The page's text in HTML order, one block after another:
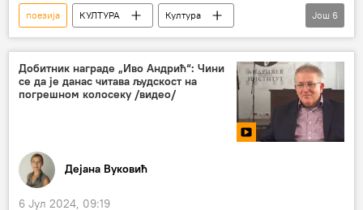
поезија КУЛТУРА
Култура
Србија
Црна Гора
Херцеговина
Свети Василије Острошки
Острог
Владимир Кецмановић
Још 6
Добитник награде „Иво Андрић“: Чини
се да је данас читава људскост на
погрешном колосеку /видео/
Дејана Вуковић
6 Јул 2024, 09:19